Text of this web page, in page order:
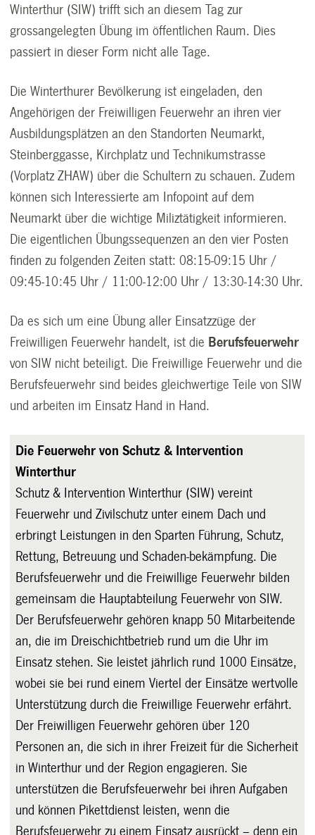
Winterthur (SIW) trifft sich an diesem Tag zur
grossangelegten Übung im öffentlichen Raum. Dies
passiert in dieser Form nicht alle Tage.
Die Winterthurer Bevölkerung ist eingeladen, den
Angehörigen der Freiwilligen Feuerwehr an ihren vier
Ausbildungsplätzen an den Standorten Neumarkt,
Steinberggasse, Kirchplatz und Technikumstrasse
(Vorplatz ZHAW) über die Schultern zu schauen. Zudem
können sich Interessierte am Infopoint auf dem
Neumarkt über die wichtige Miliztätigkeit informieren.
Die eigentlichen Übungssequenzen an den vier Posten
finden zu folgenden Zeiten statt: 08:15-09:15 Uhr /
09:45-10:45 Uhr / 11:00-12:00 Uhr / 13:30-14:30 Uhr.
Da es sich um eine Übung aller Einsatzzüge der
Freiwilligen Feuerwehr handelt, ist die Berufsfeuerwehr
von SIW nicht beteiligt. Die Freiwillige Feuerwehr und die
Berufsfeuerwehr sind beides gleichwertige Teile von SIW
und arbeiten im Einsatz Hand in Hand.
Die Feuerwehr von Schutz & Intervention
Winterthur
Schutz & Intervention Winterthur (SIW) vereint
Feuerwehr und Zivilschutz unter einem Dach und
erbringt Leistungen in den Sparten Führung, Schutz,
Rettung, Betreuung und Schaden-bekämpfung. Die
Berufsfeuerwehr und die Freiwillige Feuerwehr bilden
gemeinsam die Hauptabteilung Feuerwehr von SIW.
Der Berufsfeuerwehr gehören knapp 50 Mitarbeitende
an, die im Dreischichtbetrieb rund um die Uhr im
Einsatz stehen. Sie leistet jährlich rund 1000 Einsätze,
wobei sie bei rund einem Viertel der Einsätze wertvolle
Unterstützung durch die Freiwillige Feuerwehr erfährt.
Der Freiwilligen Feuerwehr gehören über 120
Personen an, die sich in ihrer Freizeit für die Sicherheit
in Winterthur und der Region engagieren. Sie
unterstützen die Berufsfeuerwehr bei ihren Aufgaben
und können Pikettdienst leisten, wenn die
Berufsfeuerwehr zu einem Einsatz ausrückt – denn ein